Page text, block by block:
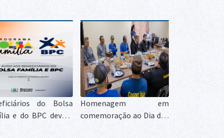
do Bolsa
e do BPC devem
Homenagem em
comemoração ao Dia dos